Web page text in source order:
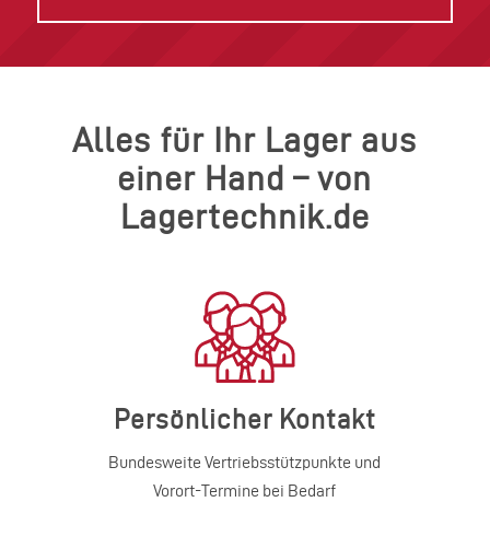
Alles für Ihr Lager aus
einer Hand – von
Lagertechnik.de
Persönlicher Kontakt
Bundesweite Vertriebsstützpunkte und
Vorort-Termine bei Bedarf